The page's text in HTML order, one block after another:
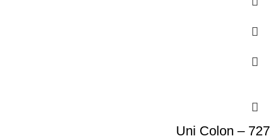
Uni Colon – 727